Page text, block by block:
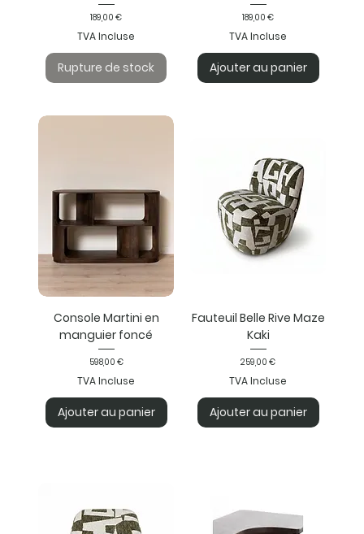
Prix
189,00 €
TVA Incluse
Rupture de stock
Prix
189,00 €
TVA Incluse
Ajouter au panier
Console Martini en
manguier foncé
Prix
598,00 €
TVA Incluse
Ajouter au panier
Fauteuil Belle Rive Maze
Kaki
Prix
259,00 €
TVA Incluse
Ajouter au panier